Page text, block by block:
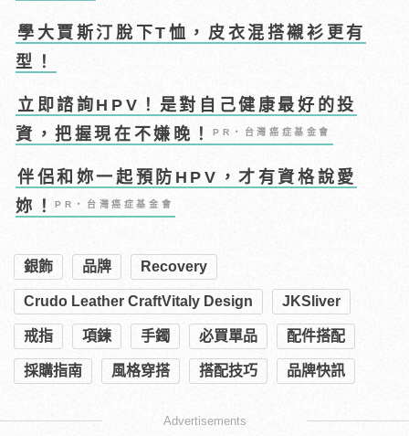
學大賈斯汀脫下T恤，皮衣混搭襯衫更有
型！
立即諮詢HPV！是對自己健康最好的投
資，把握現在不嫌晚！PR・台灣癌症基金會
伴侶和妳一起預防HPV，才有資格說愛
妳！PR・台灣癌症基金會
銀飾 品牌 Recovery
Crudo Leather CraftVitaly Design JKSliver
戒指 項鍊 手鐲 必買單品 配件搭配
採購指南 風格穿搭 搭配技巧 品牌快訊
Advertisements